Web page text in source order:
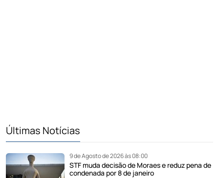
Últimas Notícias
9 de Agosto de 2026 às 08:00
STF muda decisão de Moraes e reduz pena de
condenada por 8 de janeiro